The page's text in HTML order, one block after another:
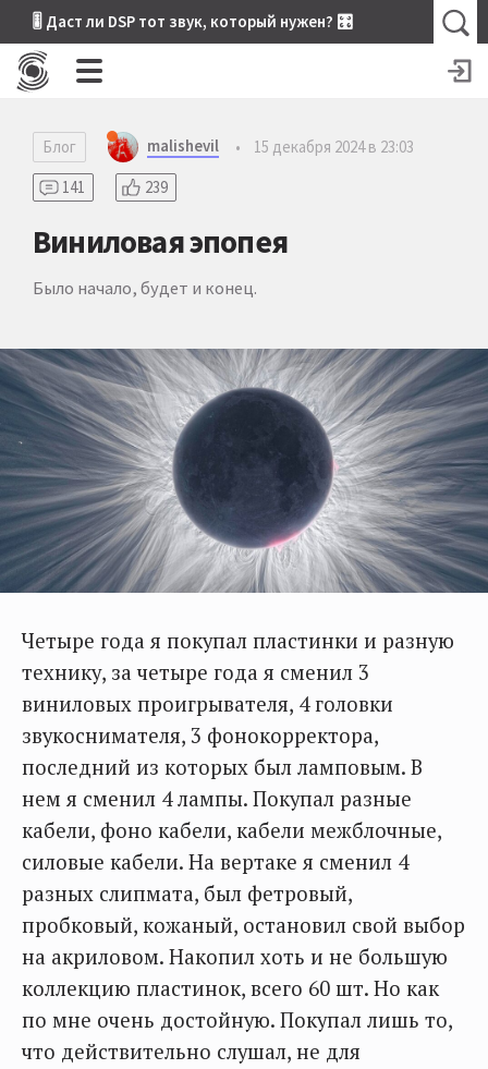
🎚 Даст ли DSP тот звук, который нужен? 🎛
Блог malishevil •
15 декабря 2024 в 23:03
141
239
Виниловая эпопея
Было начало, будет и конец.
Четыре года я покупал пластинки и разную
технику, за четыре года я сменил 3
виниловых проигрывателя, 4 головки
звукоснимателя, 3 фонокорректора,
последний из которых был ламповым. В
нем я сменил 4 лампы. Покупал разные
кабели, фоно кабели, кабели межблочные,
силовые кабели. На вертаке я сменил 4
разных слипмата, был фетровый,
пробковый, кожаный, остановил свой выбор
на акриловом. Накопил хоть и не большую
коллекцию пластинок, всего 60 шт. Но как
по мне очень достойную. Покупал лишь то,
что действительно слушал, не для